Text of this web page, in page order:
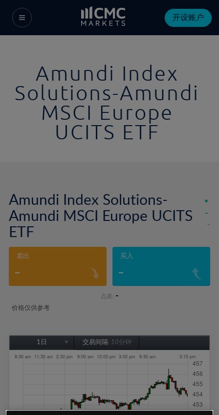
开设账户
Amundi Index
Solutions-Amundi
MSCI Europe
UCITS ETF
Amundi Index Solutions-
Amundi MSCI Europe UCITS
ETF
-
-
卖出
-
买入
-
点差: -
价格仅供参考
1日 交易间隔: 10分钟
1日